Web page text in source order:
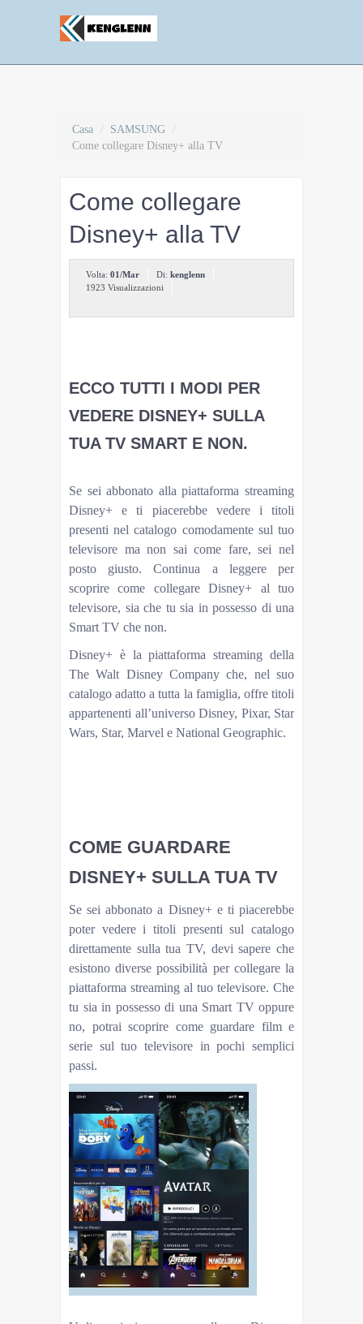
Casa / SAMSUNG /
Come collegare Disney+ alla TV
Come collegare
Disney+ alla TV
Volta: 01/Mar Di: kenglenn
1923 Visualizzazioni
ECCO TUTTI I MODI PER
VEDERE DISNEY+ SULLA
TUA TV SMART E NON.
Se sei abbonato alla piattaforma streaming
Disney+ e ti piacerebbe vedere i titoli
presenti nel catalogo comodamente sul tuo
televisore ma non sai come fare, sei nel
posto giusto. Continua a leggere per
scoprire come collegare Disney+ al tuo
televisore, sia che tu sia in possesso di una
Smart TV che non.
Disney+ è la piattaforma streaming della
The Walt Disney Company che, nel suo
catalogo adatto a tutta la famiglia, offre titoli
appartenenti all’universo Disney, Pixar, Star
Wars, Star, Marvel e National Geographic.
COME GUARDARE
DISNEY+ SULLA TUA TV
Se sei abbonato a Disney+ e ti piacerebbe
poter vedere i titoli presenti sul catalogo
direttamente sulla tua TV, devi sapere che
esistono diverse possibilità per collegare la
piattaforma streaming al tuo televisore. Che
tu sia in possesso di una Smart TV oppure
no, potrai scoprire come guardare film e
serie sul tuo televisore in pochi semplici
passi.